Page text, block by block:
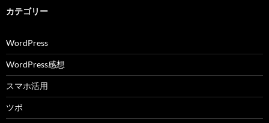
カテゴリー
WordPress
WordPress感想
スマホ活用
ツボ